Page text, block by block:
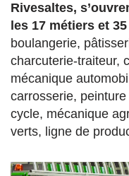
Rivesaltes,
les 17 métiers et
boulangerie,
charcuterie-traiteur,
mécanique
carrosserie,
cycle, mécanique
verts, ligne de